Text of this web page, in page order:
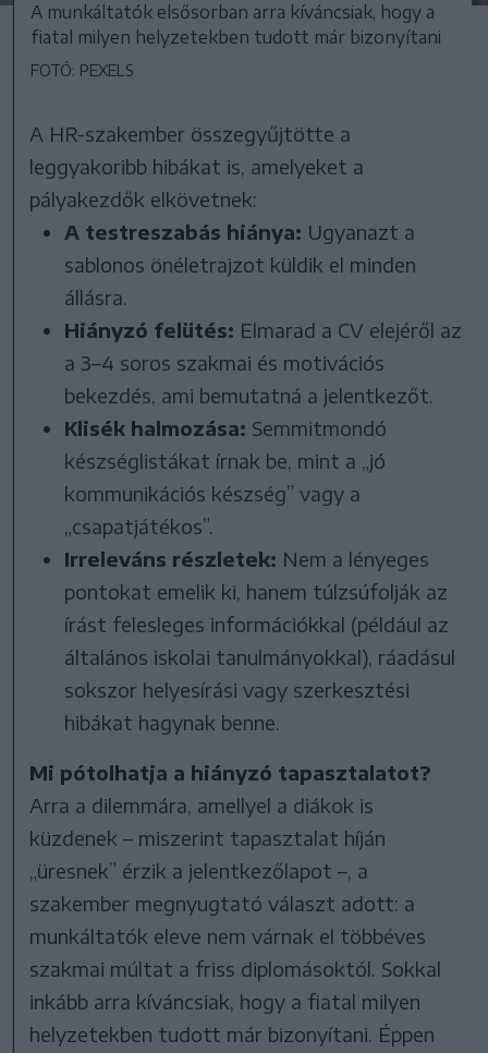
A munkáltatók elsősorban arra kíváncsiak, hogy a
fiatal milyen helyzetekben tudott már bizonyítani
FOTÓ: PEXELS
A HR-szakember összegyűjtötte a
leggyakoribb hibákat is, amelyeket a
pályakezdők elkövetnek:
A testreszabás hiánya: Ugyanazt a
sablonos önéletrajzot küldik el minden
állásra.
Hiányzó felütés: Elmarad a CV elejéről az
a 3–4 soros szakmai és motivációs
bekezdés, ami bemutatná a jelentkezőt.
Klisék halmozása: Semmitmondó
készséglistákat írnak be, mint a „jó
kommunikációs készség” vagy a
„csapatjátékos”.
Irreleváns részletek: Nem a lényeges
pontokat emelik ki, hanem túlzsúfolják az
írást felesleges információkkal (például az
általános iskolai tanulmányokkal), ráadásul
sokszor helyesírási vagy szerkesztési
hibákat hagynak benne.
Mi pótolhatja a hiányzó tapasztalatot?
Arra a dilemmára, amellyel a diákok is
küzdenek – miszerint tapasztalat híján
„üresnek” érzik a jelentkezőlapot –, a
szakember megnyugtató választ adott: a
munkáltatók eleve nem várnak el többéves
szakmai múltat a friss diplomásoktól. Sokkal
inkább arra kíváncsiak, hogy a fiatal milyen
helyzetekben tudott már bizonyítani. Éppen